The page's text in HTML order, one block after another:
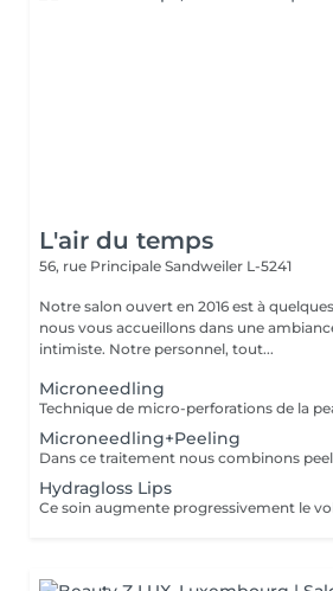
L'air du temps
56, rue Principale Sandweiler L-5241
Notre salon ouvert en 2016 est à
nous vous accueillons dans une
intimiste. Notre personnel, tout...
Microneedling
Microneedling+Peeling
Hydragloss Lips